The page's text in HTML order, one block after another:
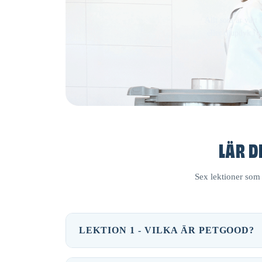
Allt som är värt
eller djupdyk i
LÄR
Sex lektioner
LEKTION 1 - VILKA ÄR PETGOOD?